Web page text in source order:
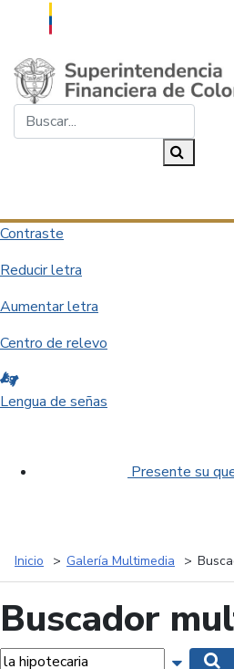
Saltar al contenido principal
Contraste
Reducir letra
Aumentar letra
Centro de relevo
Lengua de señas
Presente su
Inicio Galería Multimedia
Buscador